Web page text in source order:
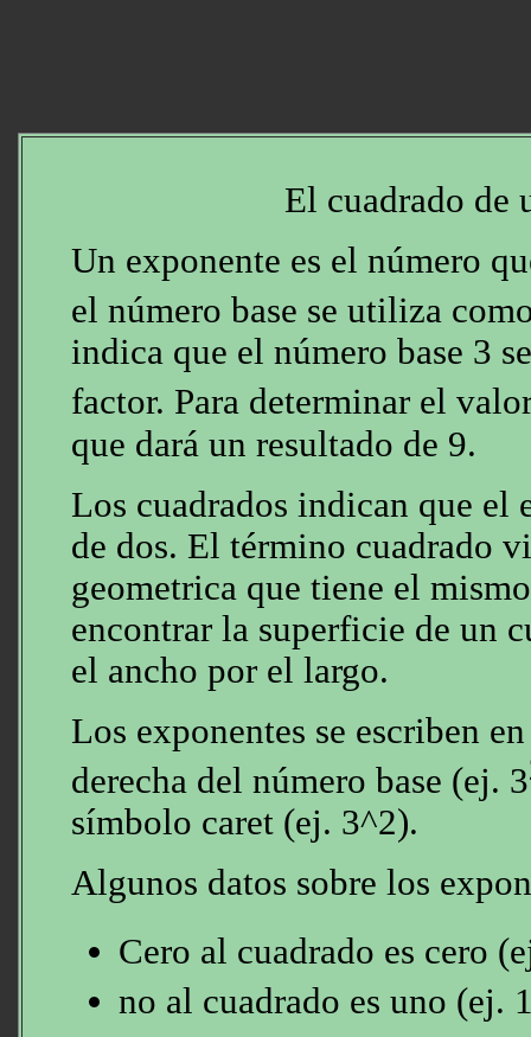
El cuadrado de
Un exponente es el número
el número base se utiliza
indica que el número base 3
factor. Para determinar el
que dará un resultado de 9.
Los cuadrados indican que el
de dos. El término cuadrado
geometrica que tiene el
encontrar la superficie de un
el ancho por el largo.
Los exponentes se escriben
derecha del número base (ej. 3
símbolo caret (ej. 3^2).
Algunos datos sobre los
Cero al cuadrado es cero
no al cuadrado es uno (ej.